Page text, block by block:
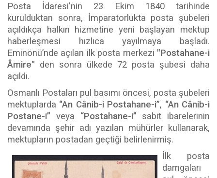
Posta İdaresi'nin 23 Ekim 1840 tarihinde
kurulduktan sonra, İmparatorlukta posta şubeleri
açıldıkça halkın hizmetine yeni başlayan mektup
haberleşmesi hızlıca yayılmaya başladı.
Eminönü’nde açılan ilk posta merkezi "Postahane-i
Âmire" den sonra ülkede 72 posta şubesi daha
açıldı.
Osmanlı Postaları pul basımı öncesi, posta şubeleri
mektuplarda “An Cânib-i Postahane-i”, “An Cânib-i
Postane-i” veya “Postahane-i” sabit ibarelerinin
devamında şehir adı yazılan mühürler kullanarak,
mektupların postadan geçtiği belirlenirmiş.
İlk posta
damgaları